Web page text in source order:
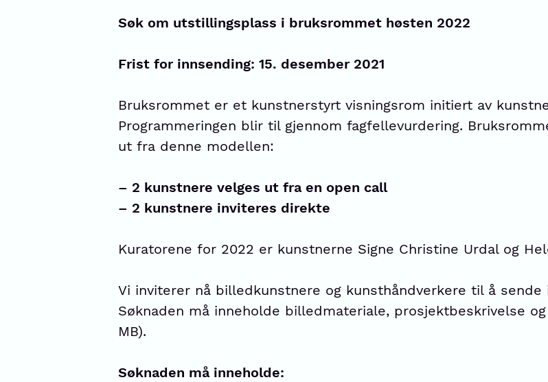
Søk om utstillingsplass i bruksrommet høsten 2022
Frist for innsending: 15. desember 2021
Bruksrommet er et kunstnerstyrt visningsrom initiert av
Programmeringen blir til gjennom fagfellevurdering.
ut fra denne modellen:
– 2 kunstnere velges ut fra en open call
– 2 kunstnere inviteres direkte
Kuratorene for 2022 er kunstnerne Signe Christine Urdal og
Vi inviterer nå billedkunstnere og kunsthåndverkere til å
Søknaden må inneholde billedmateriale, prosjektbeskrivelse
MB).
Søknaden må inneholde: